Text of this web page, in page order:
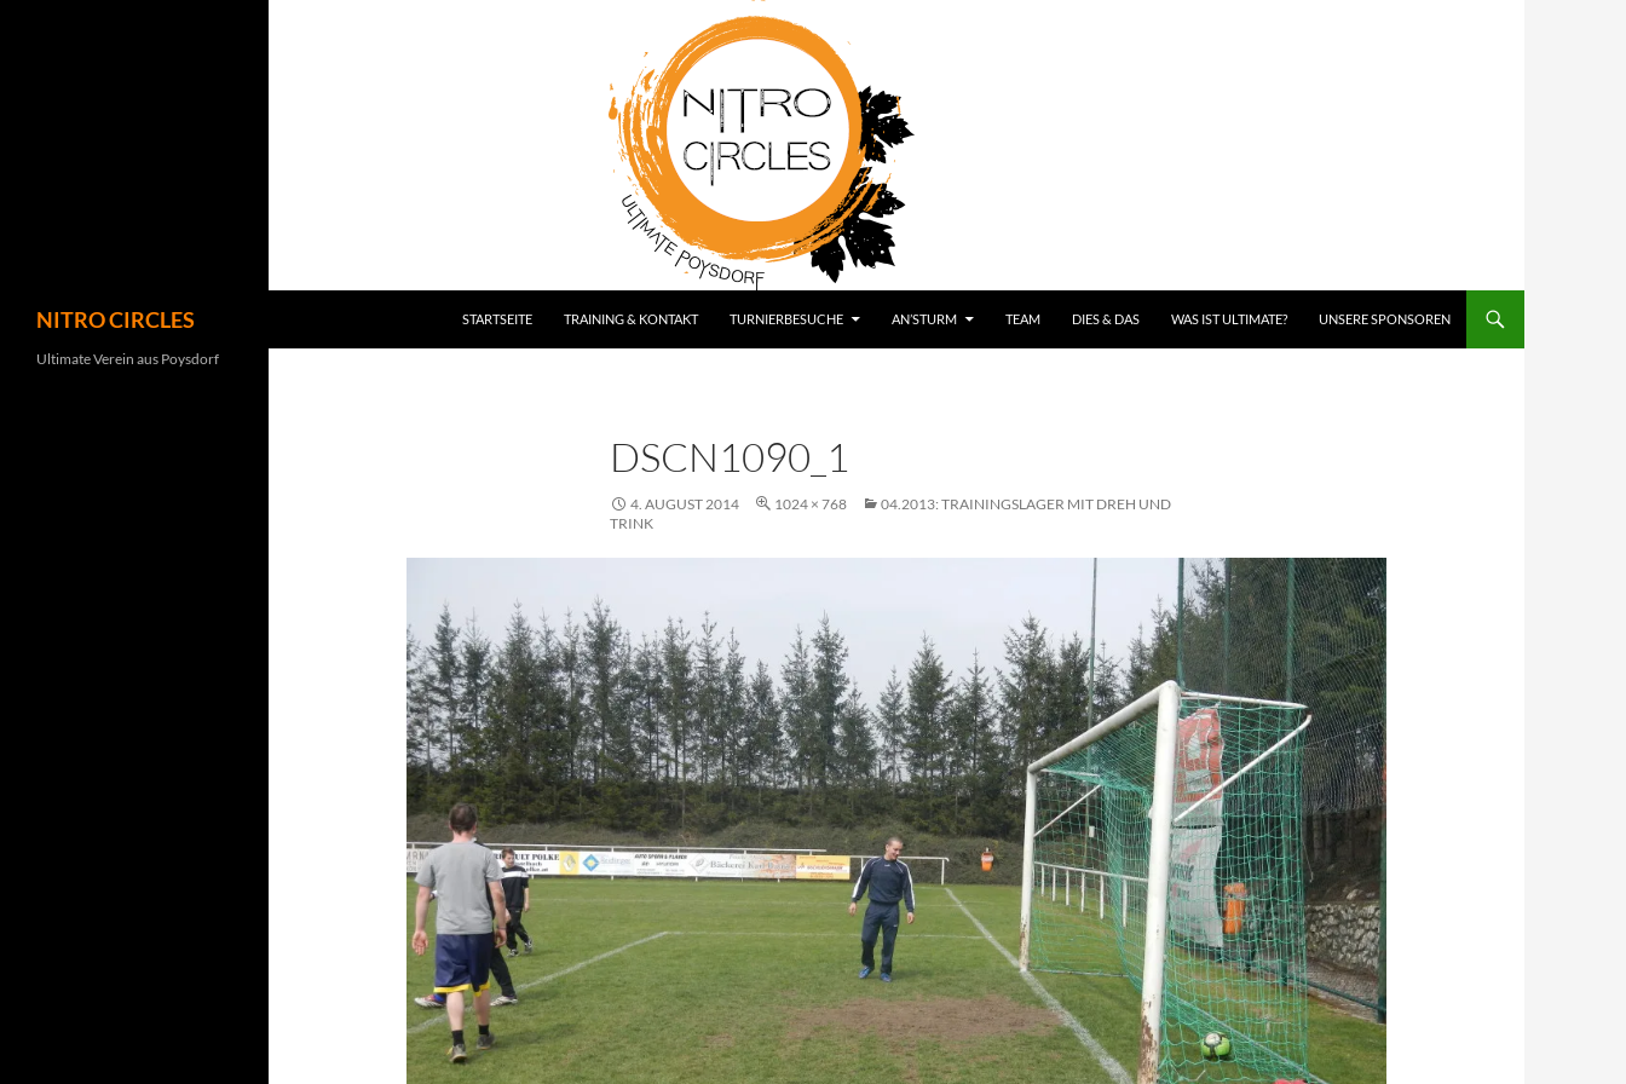
NITRO CIRCLES STARTSEITE TRAINING & KONTAKT TURNIERBESUCHE AN’STURM TEAM DIES & DAS WAS IST ULTIMATE? UNSERE SPONSOREN
DSCN1090_1
4. AUGUST 2014 1024 × 768
04.2013: TRAININGSLAGER MIT DREH UND
TRINK
Ultimate Verein aus Poysdorf